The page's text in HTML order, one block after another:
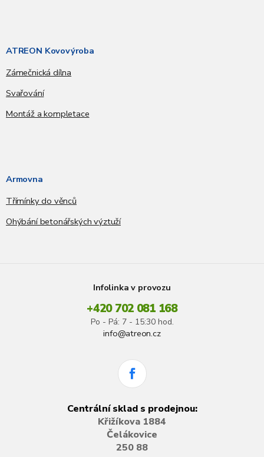
ATREON Kovovýroba
Zámečnická dílna
Svařování
Montáž a kompletace
Armovna
Třímínky do věnců
Ohýbání betonářských výztuží
Infolinka v provozu
+420 702 081 168
Po - Pá: 7 - 15:30 hod.
info@atreon.cz
Centrální sklad s prodejnou:
Křižíkova 1884
Čelákovice
250 88